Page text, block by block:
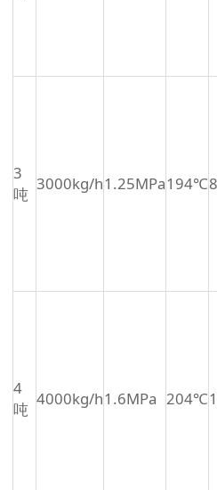
3
吨
3000kg/h1.25MPa194℃
4
吨
4000kg/h1.6MPa 204℃